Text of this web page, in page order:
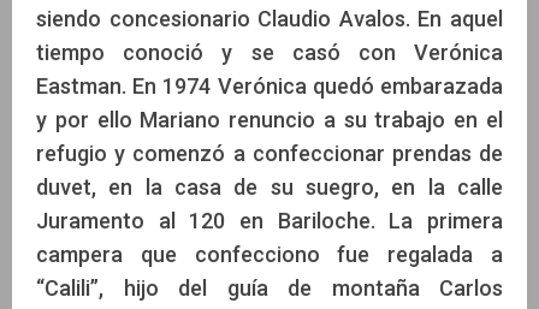
siendo concesionario Claudio Avalos. En aquel
tiempo conoció y se casó con Verónica
Eastman. En 1974 Verónica quedó embarazada
y por ello Mariano renuncio a su trabajo en el
refugio y comenzó a confeccionar prendas de
duvet, en la casa de su suegro, en la calle
Juramento al 120 en Bariloche. La primera
campera que confecciono fue regalada a
“Calili”, hijo del guía de montaña Carlos